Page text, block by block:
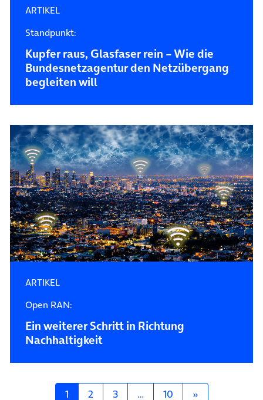
ARTIKEL
Standpunkt:
Kupfer raus, Glasfaser rein – Wie die
Bundesnetzagentur den Netzübergang
begleiten will
ARTIKEL
Open RAN:
Ein weiterer Schritt in Richtung
Nachhaltigkeit
Posts navigation
1 2 3 … 10 »